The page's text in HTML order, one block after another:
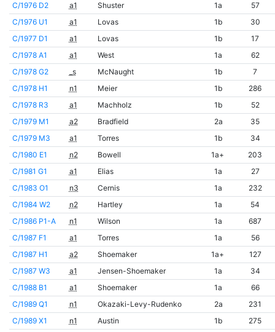
C/1976 D2
a1 Shuster 1a
57
C/1976 U1
a1 Lovas 1b
30
C/1977 D1
a1 Lovas 1b
17
C/1978 A1
a1 West 1a
62
C/1978 G2
_s McNaught 1b
7
C/1978 H1
n1 Meier 1b
286
C/1978 R3
a1 Machholz 1b
52
C/1979 M1
a2 Bradfield 2a
35
C/1979 M3
a1 Torres 1b
34
C/1980 E1
n2 Bowell 1a+
203
C/1981 G1
a1 Elias 1a
27
C/1983 O1
n3 Cernis 1a
232
C/1984 W2
n2 Hartley 1a
54
C/1986 P1-A
n1 Wilson 1a
687
C/1987 F1
a1 Torres 1a
56
C/1987 H1
a2 Shoemaker 1a+
127
C/1987 W3
a1 Jensen-Shoemaker 1a
34
C/1988 B1
a1 Shoemaker 1a
66
C/1989 Q1
n1 Okazaki-Levy-Rudenko 2a
231
C/1989 X1
n1 Austin 1b
275